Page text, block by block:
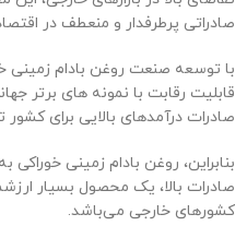
صادراتی پرطرفدار و منعطف در
با توسعه صنعت روغن بادام زمینی
قابلیت رقابت با نمونه های برتر
صادرات درآمدهای بالایی برای کشور
بنابراین، روغن بادام زمینی
صادرات بالا، یک محصول بسیار
کشورهای خارجی می‌باشد.